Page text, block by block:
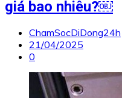
giá bao nhiêu?￼
ChamSocDiDong24h
21/04/2025
0